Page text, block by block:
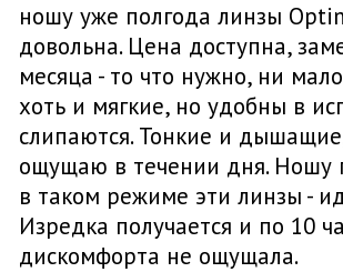
ношу уже полгода линзы
довольна. Цена доступна,
месяца - то что нужно, ни
хоть и мягкие, но удобны в
слипаются. Тонкие и
ощущаю в течении дня. Ношу
в таком режиме эти линзы -
Изредка получается и по 10
дискомфорта не ощущала.